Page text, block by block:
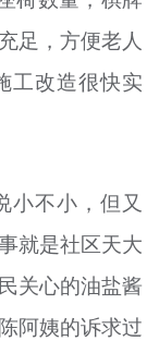
足，方便老人
工改造很快实
小不小，但又
就是社区天大
关心的油盐酱
阿姨的诉求过